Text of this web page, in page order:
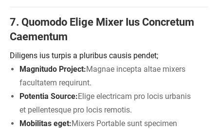
7. Quomodo Elige Mixer Ius Concretum
Caementum
Diligens ius turpis a pluribus causis pendet;
Magnitudo Project:Magnae incepta altae mixers
facultatem requirunt.
Potentia Source:Elige electricam pro locis urbanis
et pellentesque pro locis remotis.
Mobilitas eget:Mixers Portable sunt specimen